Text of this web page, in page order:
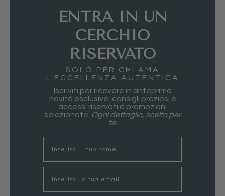
ENTRA IN UN
CERCHIO
RISERVATO
SOLO PER CHI AMA
L’ECCELLENZA AUTENTICA
Iscriviti per ricevere in anteprima
novità esclusive, consigli preziosi e
accessi riservati a promozioni
selezionate. Ogni dettaglio, scelto per
te.